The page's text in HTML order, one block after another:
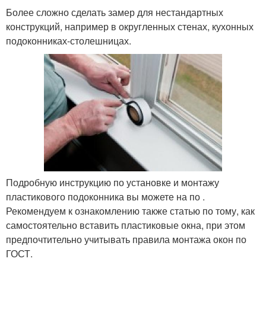
Более сложно сделать замер для нестандартных
конструкций, например в округленных стенах, кухонных
подоконниках-столешницах.
Подробную инструкцию по установке и монтажу
пластикового подоконника вы можете на по .
Рекомендуем к ознакомлению также статью по тому, как
самостоятельно вставить пластиковые окна, при этом
предпочтительно учитывать правила монтажа окон по
ГОСТ.